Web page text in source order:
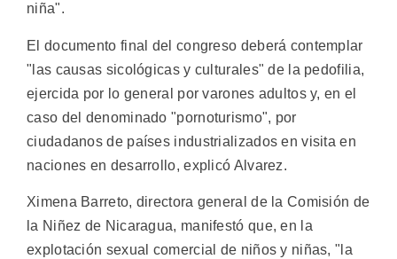
niña".
El documento final del congreso deberá contemplar
"las causas sicológicas y culturales" de la pedofilia,
ejercida por lo general por varones adultos y, en el
caso del denominado "pornoturismo", por
ciudadanos de países industrializados en visita en
naciones en desarrollo, explicó Alvarez.
Ximena Barreto, directora general de la Comisión de
la Niñez de Nicaragua, manifestó que, en la
explotación sexual comercial de niños y niñas, "la